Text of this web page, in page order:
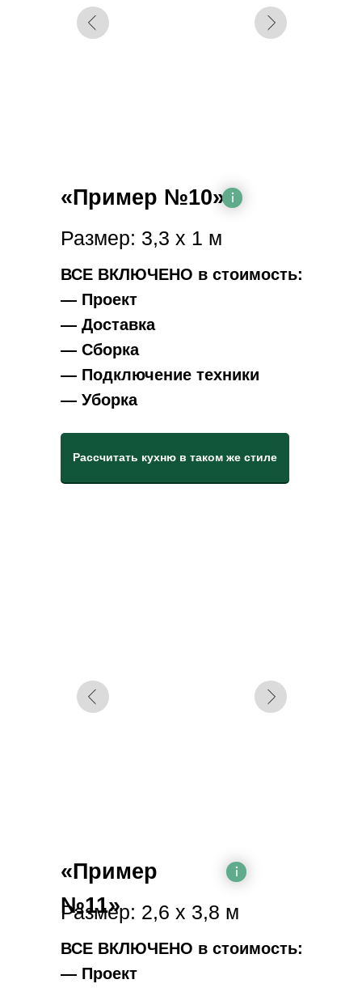
ВСЕ ВКЛЮЧЕНО в стоимость:
— Проект
— Доставка
— Сборка
— Подключение техники
— Уборка
«Пример №10»
Размер: 3,3 х 1 м
Рассчитать кухню в таком же стиле
ВСЕ ВКЛЮЧЕНО в стоимость:
— Проект
«Пример
№11»
Размер: 2,6 х 3,8 м